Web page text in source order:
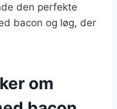
den perfekte
bacon og løg, der
om